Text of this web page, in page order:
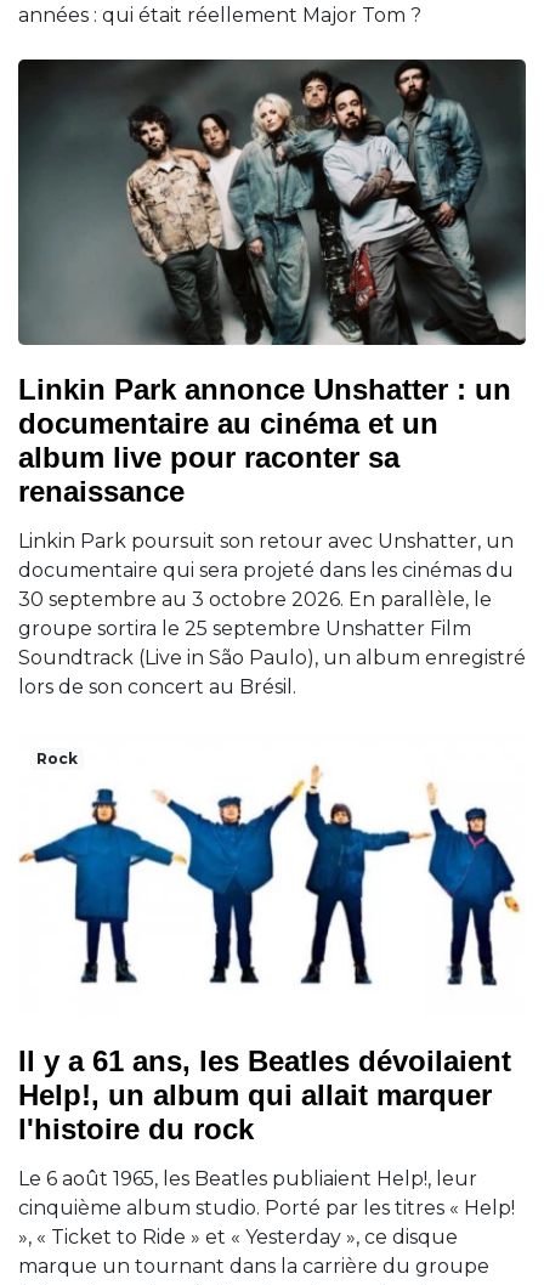
années : qui était réellement Major Tom ?
Linkin Park annonce Unshatter : un
documentaire au cinéma et un
album live pour raconter sa
renaissance
Linkin Park poursuit son retour avec Unshatter, un
documentaire qui sera projeté dans les cinémas du
30 septembre au 3 octobre 2026. En parallèle, le
groupe sortira le 25 septembre Unshatter Film
Soundtrack (Live in São Paulo), un album enregistré
lors de son concert au Brésil.
Rock
Il y a 61 ans, les Beatles dévoilaient
Help!, un album qui allait marquer
l'histoire du rock
Le 6 août 1965, les Beatles publiaient Help!, leur
cinquième album studio. Porté par les titres « Help!
», « Ticket to Ride » et « Yesterday », ce disque
marque un tournant dans la carrière du groupe